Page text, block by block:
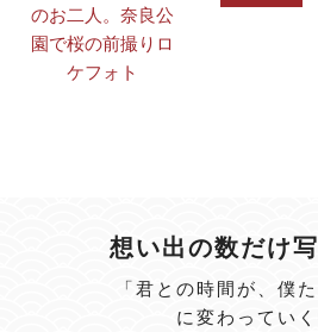
のお二人。奈良公
園で桜の前撮りロ
ケフォト
想い出の数だけ
「君との時間が、僕
に変わってい